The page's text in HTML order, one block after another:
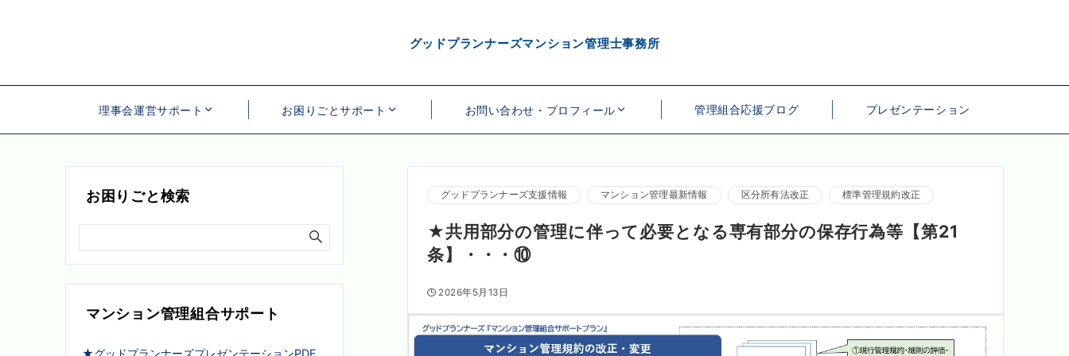
グッドプランナーズマンション管理士事務所
理事会運営サポート お困りごとサポート お問い合わせ・プロフィール 管理組合応援ブログ プレゼンテーション
グッドプランナーズ支援情報 マンション管理最新情報 区分所有法改正 標準管理規約改正
★共用部分の管理に伴って必要となる専有部分の保存行為等【第21
条】・・・⑩
2026年5月13日
お困りごと検索
マンション管理組合サポート
★グッドプランナーズプレゼンテーションPDF